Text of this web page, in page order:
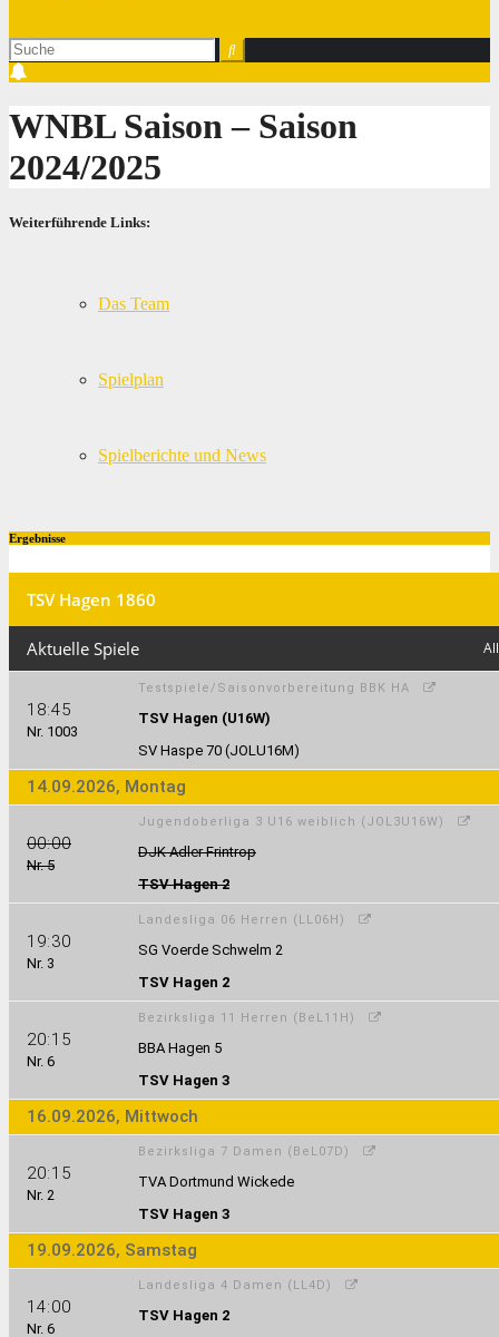
WNBL Saison – Saison
2024/2025
Weiterführende Links:
Das Team
Spielplan
Spielberichte und News
Ergebnisse